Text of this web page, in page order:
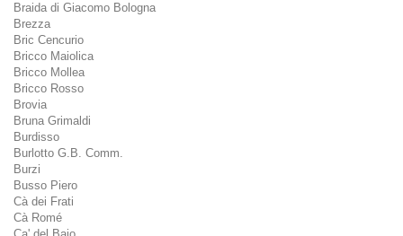
Braida di Giacomo Bologna
Brezza
Bric Cencurio
Bricco Maiolica
Bricco Mollea
Bricco Rosso
Brovia
Bruna Grimaldi
Burdisso
Burlotto G.B. Comm.
Burzi
Busso Piero
Cà dei Frati
Cà Romé